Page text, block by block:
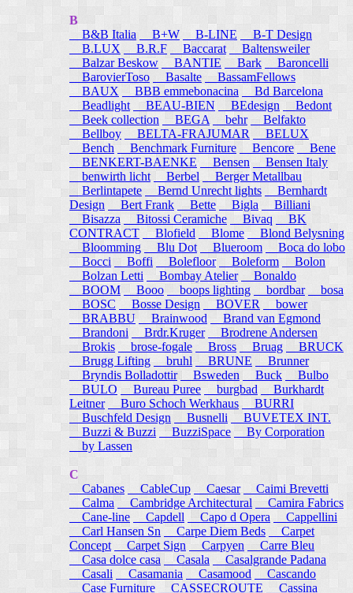
B
B&B Italia
B+W B-LINE
B-T Design
B.LUX
B.R.F Baccarat
Baltensweiler
Balzar Beskow
BANTIE Bark
Baroncelli
BarovierToso
Basalte
BassamFellows
BAUX
BBB emmebonacina
Bd Barcelona
Beadlight
BEAU-BIEN BEdesign
Bedont
Beek collection
BEGA behr
Belfakto
Bellboy
BELTA-FRAJUMAR
BELUX
Bench
Benchmark Furniture Bencore
Bene
BENKERT-BAENKE
Bensen
Bensen Italy
benwirth licht
Berbel
Berger Metallbau
Berlintapete
Bernd Unrecht lights
Bernhardt
Design
Bert Frank Bette Bigla
Billiani
Bisazza
Bitossi Ceramiche Bivaq
BK
CONTRACT
Blofield Blome Blond Belysning
Bloomming
Blu Dot Blueroom
Boca do lobo
Bocci
Boffi Bolefloor Boleform
Bolon
Bolzan Letti
Bombay Atelier
Bonaldo
BOOM
Booo boops lighting bordbar
bosa
BOSC
Bosse Design BOVER
bower
BRABBU
Brainwood
Brand van Egmond
Brandoni
Brdr.Kruger
Brodrene Andersen
Brokis
brose-fogale Bross Bruag
BRUCK
Brugg Lifting
bruhl BRUNE
Brunner
Bryndis Bolladottir
Bsweden Buck
Bulbo
BULO
Bureau Puree burgbad
Burkhardt
Leitner
Buro Schoch Werkhaus
BURRI
Buschfeld Design
Busnelli
BUVETEX INT.
Buzzi & Buzzi
BuzziSpace By Corporation
by Lassen
C
Cabanes
CableCup Caesar
Caimi Brevetti
Calma
Cambridge Architectural
Camira Fabrics
Cane-line
Capdell Capo d Opera
Cappellini
Carl Hansen Sn
Carpe Diem Beds
Carpet
Concept
Carpet Sign Carpyen
Carre Bleu
Casa dolce casa
Casala
Casalgrande Padana
Casali
Casamania Casamood
Cascando
Case Furniture
CASSECROUTE
Cassina